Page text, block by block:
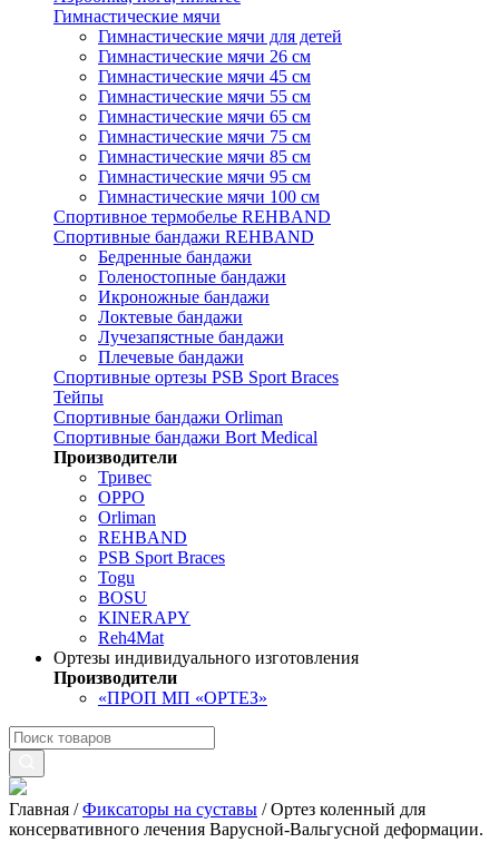
Гимнастические мячи
Гимнастические мячи для детей
Гимнастические мячи 26 см
Гимнастические мячи 45 см
Гимнастические мячи 55 см
Гимнастические мячи 65 см
Гимнастические мячи 75 см
Гимнастические мячи 85 см
Гимнастические мячи 95 см
Гимнастические мячи 100 см
Спортивное термобелье REHBAND
Спортивные бандажи REHBAND
Бедренные бандажи
Голеностопные бандажи
Икроножные бандажи
Локтевые бандажи
Лучезапястные бандажи
Плечевые бандажи
Спортивные ортезы PSB Sport Braces
Тейпы
Спортивные бандажи Orliman
Спортивные бандажи Bort Medical
Производители
Тривес
OPPO
Orliman
REHBAND
PSB Sport Braces
Togu
BOSU
KINERAPY
Reh4Mat
Ортезы индивидуального изготовления
Производители
«ПРОП МП «ОРТЕЗ»
Главная /Фиксаторы на суставы /Ортез коленный для
консервативного лечения Варусной-Вальгусной деформации.